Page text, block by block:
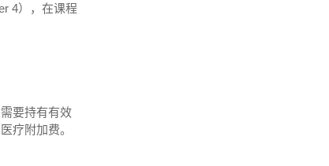
4），在课程
要持有有效
疗附加费。